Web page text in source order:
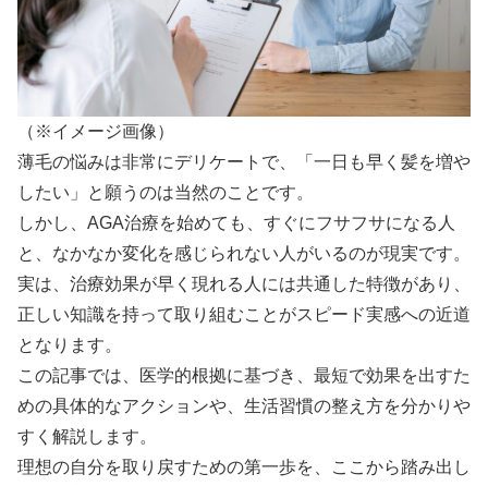
（※イメージ画像）
薄毛の悩みは非常にデリケートで、「一日も早く髪を増や
したい」と願うのは当然のことです。
しかし、AGA治療を始めても、すぐにフサフサになる人
と、なかなか変化を感じられない人がいるのが現実です。
実は、治療効果が早く現れる人には共通した特徴があり、
正しい知識を持って取り組むことがスピード実感への近道
となります。
この記事では、医学的根拠に基づき、最短で効果を出すた
めの具体的なアクションや、生活習慣の整え方を分かりや
すく解説します。
理想の自分を取り戻すための第一歩を、ここから踏み出し